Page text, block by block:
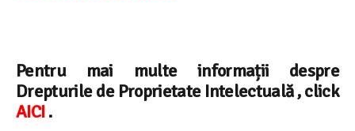
Pentru mai multe informații despre
Drepturile de Proprietate Intelectuală , click
AICI .